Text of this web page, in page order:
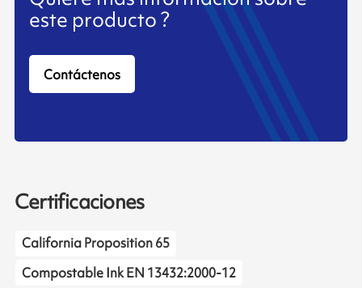
este producto ?
Contáctenos
Certificaciones
California Proposition 65
Compostable Ink EN 13432:2000-12